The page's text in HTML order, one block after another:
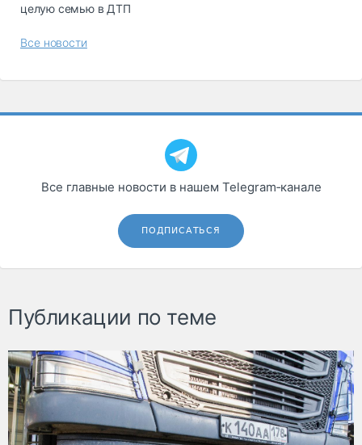
целую семью в ДТП
Все новости
Все главные новости в нашем Telegram‑канале
ПОДПИСАТЬСЯ
Публикации по теме